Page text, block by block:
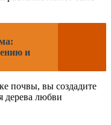
и
почвы, вы создадите
дерева любви